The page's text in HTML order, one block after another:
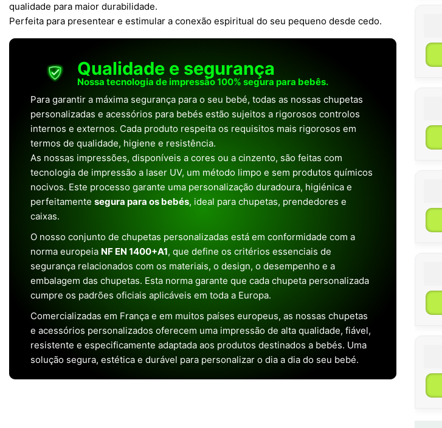
qualidade para maior durabilidade.
Perfeita para presentear e estimular a conexão espiritual do seu pequeno desde cedo.
Qualidade e segurança
Nossa tecnologia de impressão 100% segura para bebês.
Para garantir a máxima segurança para o seu bebé, todas as nossas chupetas
personalizadas e acessórios para bebés estão sujeitos a rigorosos controlos
internos e externos. Cada produto respeita os requisitos mais rigorosos em
termos de qualidade, higiene e resistência.
As nossas impressões, disponíveis a cores ou a cinzento, são feitas com
tecnologia de impressão a laser UV, um método limpo e sem produtos químicos
nocivos. Este processo garante uma personalização duradoura, higiénica e
perfeitamente segura para os bebés, ideal para chupetas, prendedores e
caixas.
O nosso conjunto de chupetas personalizadas está em conformidade com a
norma europeia NF EN 1400+A1, que define os critérios essenciais de
segurança relacionados com os materiais, o design, o desempenho e a
embalagem das chupetas. Esta norma garante que cada chupeta personalizada
cumpre os padrões oficiais aplicáveis em toda a Europa.
Comercializadas em França e em muitos países europeus, as nossas chupetas
e acessórios personalizados oferecem uma impressão de alta qualidade, fiável,
resistente e especificamente adaptada aos produtos destinados a bebés. Uma
solução segura, estética e durável para personalizar o dia a dia do seu bebé.